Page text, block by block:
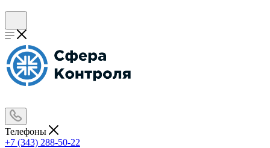
Телефоны
+7 (343) 288-50-22